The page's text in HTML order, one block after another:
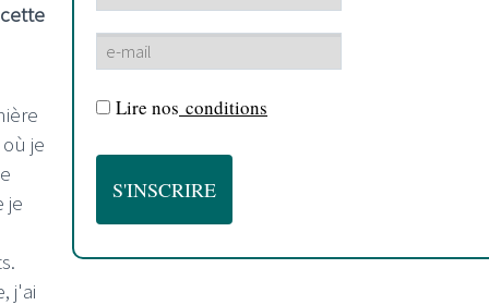
je
je
j'ai
Lire nos conditions